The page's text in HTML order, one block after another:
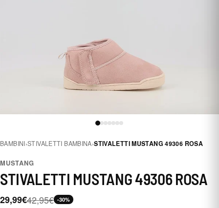
BAMBINI›STIVALETTI BAMBINA›STIVALETTI MUSTANG 49306 ROSA
MUSTANG
STIVALETTI MUSTANG 49306 ROSA
29,99€42,95€ -30%